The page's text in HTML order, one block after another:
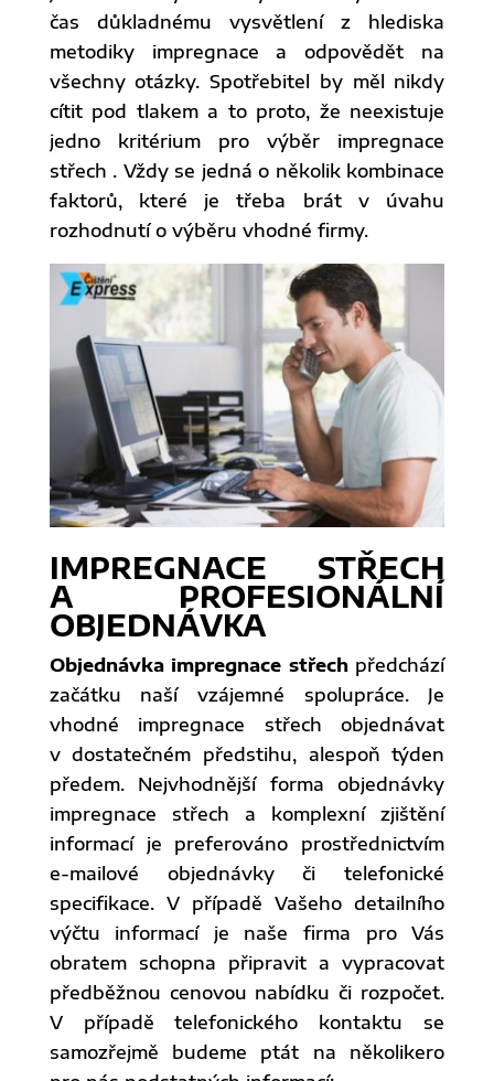
čas důkladnému vysvětlení z hlediska
metodiky impregnace a odpovědět na
všechny otázky. Spotřebitel by měl nikdy
cítit pod tlakem a to proto, že neexistuje
jedno kritérium pro výběr impregnace
střech . Vždy se jedná o několik kombinace
faktorů, které je třeba brát v úvahu
rozhodnutí o výběru vhodné firmy.
IMPREGNACE STŘECH
A PROFESIONÁLNÍ
OBJEDNÁVKA
Objednávka impregnace střechpředchází
začátku naší vzájemné spolupráce. Je
vhodné impregnace střech objednávat
v dostatečném předstihu, alespoň týden
předem. Nejvhodnější forma objednávky
impregnace střech a komplexní zjištění
informací je preferováno prostřednictvím
e-mailové objednávky či telefonické
specifikace. V případě Vašeho detailního
výčtu informací je naše firma pro Vás
obratem schopna připravit a vypracovat
předběžnou cenovou nabídku či rozpočet.
V případě telefonického kontaktu se
samozřejmě budeme ptát na několikero